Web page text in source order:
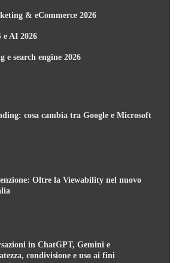
& eCommerce 2026
e AI 2026
e search engine 2026
cosa cambia tra Google e Microsoft
Oltre la Viewability nel nuovo
in ChatGPT, Gemini e
condivisione e uso ai fini